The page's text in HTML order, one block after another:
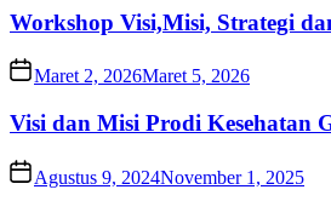
Workshop Visi,Misi, Strategi
Maret 2, 2026Maret 5, 2026
Visi dan Misi Prodi Kesehatan
Agustus 9, 2024November 1, 2025